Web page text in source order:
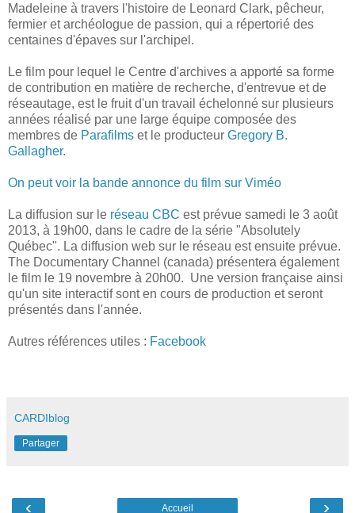
Madeleine à travers l'histoire de Leonard Clark, pêcheur,
fermier et archéologue de passion, qui a répertorié des
centaines d'épaves sur l'archipel.
Le film pour lequel le Centre d'archives a apporté sa forme
de contribution en matière de recherche, d'entrevue et de
réseautage, est le fruit d'un travail échelonné sur plusieurs
années réalisé par une large équipe composée des
membres de Parafilms et le producteur Gregory B.
Gallagher.
On peut voir la bande annonce du film sur Viméo
La diffusion sur le réseau CBC est prévue samedi le 3 août
2013, à 19h00, dans le cadre de la série "Absolutely
Québec". La diffusion web sur le réseau est ensuite prévue.
The Documentary Channel (canada) présentera également
le film le 19 novembre à 20h00. Une version française ainsi
qu'un site interactif sont en cours de production et seront
présentés dans l'année.
Autres références utiles : Facebook
CARDIblog
Partager
‹ ›
Accueil